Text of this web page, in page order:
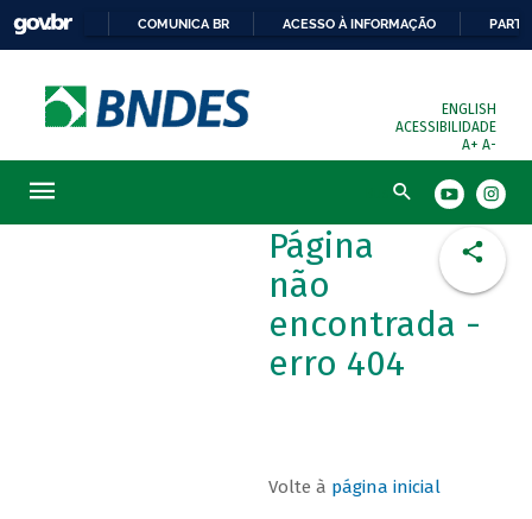
COMUNICA BR ACESSO À INFORMAÇÃO
ENGLISH
ACESSIBILIDADE
A+ A-
Busca
Página
não
encontrada -
erro 404
Volte à página inicial